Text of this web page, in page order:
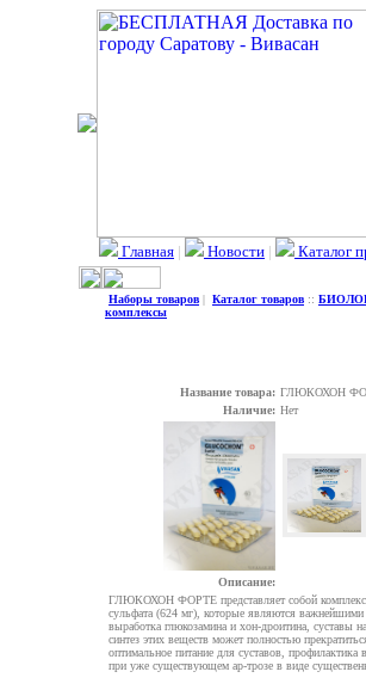
Главная | Новости | Каталог
Наборы товаров | Каталог товаров ::
комплексы
Название товара: ГЛЮКОХОН
Наличие: Нет
Описание:
ГЛЮКОХОН ФОРТЕ представляет собой комплекс
сульфата (624 мг), которые являются важнейшими
выработка глюкозамина и хон-дроитина, суставы
синтез этих веществ может полностью
оптимальное питание для суставов,
при уже существующем ар-трозе в виде